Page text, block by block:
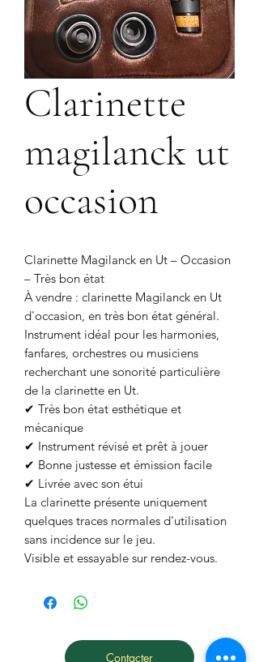
Clarinette
magilanck ut
occasion
Clarinette Magilanck en Ut – Occasion
– Très bon état
À vendre : clarinette Magilanck en Ut
d'occasion, en très bon état général.
Instrument idéal pour les harmonies,
fanfares, orchestres ou musiciens
recherchant une sonorité particulière
de la clarinette en Ut.
✔ Très bon état esthétique et
mécanique
✔ Instrument révisé et prêt à jouer
✔ Bonne justesse et émission facile
✔ Livrée avec son étui
La clarinette présente uniquement
quelques traces normales d'utilisation
sans incidence sur le jeu.
Visible et essayable sur rendez-vous.
Contacter